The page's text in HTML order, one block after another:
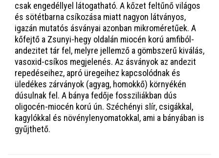
csak engedéllyel látogatható. A kőzet feltűnő világos
és sötétbarna csíkozása miatt nagyon látványos,
igazán mutatós ásványai azonban mikroméretűek. A
kőfejtő a Zsunyi-hegy oldalán miocén korú amfiból-
andezitet tár fel, melyre jellemző a gömbszerű kiválás,
vasoxid-csíkos megjelenés. Az ásványok az andezit
repedéseihez, apró üregeihez kapcsolódnak és
üledékes zárványok (agyag, homokkő) környékén
dúsulnak fel. A bánya fedője fossziliákban dús
oligocén-miocén korú ún. Széchényi slír, csigákkal,
kagylókkal és növénylenyomatokkal, ami a bányában is
gyűjthető.